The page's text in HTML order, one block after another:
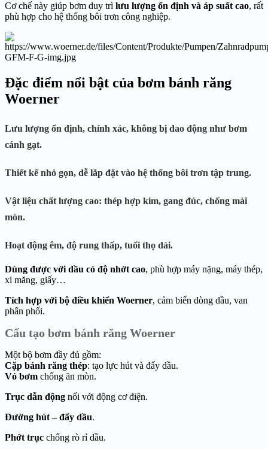
Cơ chế này giúp bơm duy trì lưu lượng ổn định và áp suất cao, rất
phù hợp cho hệ thống bôi trơn công nghiệp.
Đặc điểm nổi bật của bơm bánh răng
Woerner
Lưu lượng ổn định, chính xác, không bị dao động như bơm
cánh gạt.
Thiết kế nhỏ gọn, dễ lắp đặt vào hệ thống bôi trơn tập trung.
Vật liệu chất lượng cao: thép hợp kim, gang đúc, chống mài
mòn.
Hoạt động êm, độ rung thấp, tuổi thọ dài.
Dùng được với dầu có độ nhớt cao, phù hợp máy nặng, máy thép,
xi măng, giấy…
Tích hợp với bộ điều khiển Woerner, cảm biến dòng dầu, van
phân phối.
Cấu tạo bơm bánh răng Woerner
Một bộ bơm đầy đủ gồm:
Cặp bánh răng thép: tạo lực hút và đẩy dầu.
Vỏ bơm chống ăn mòn.
Trục dẫn động nối với động cơ điện.
Đường hút – đẩy dầu.
Phớt trục chống rò rỉ dầu.